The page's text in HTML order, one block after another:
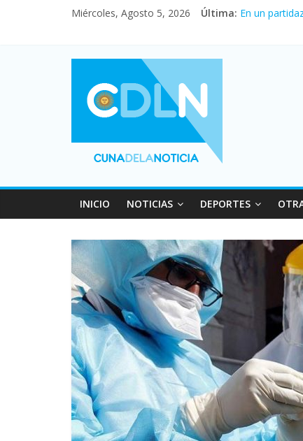
Miércoles, Agosto 5, 2026 Última: En un
Vacaciones
INICIO NOTICIAS DEPORTES